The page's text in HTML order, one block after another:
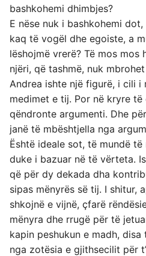
bashkohemi dhimbjes?
E nëse nuk i bashkohemi
kaq të vogël dhe egoiste, a
lëshojmë vrerë? Të mos mos
njëri, që tashmë, nuk
Andrea ishte një figurë, i cili i
medimet e tij. Por në kryre të
qëndronte argumenti. Dhe
janë të mbështjella nga
Është ideale sot, të mundë
duke i bazuar në të vërteta.
që për dy dekada dha
sipas mënyrës së tij. I shitur,
shkojnë e vijnë, çfarë
mënyra dhe rrugë për të
kapin peshukun e madh,
nga zotësia e gjithsecilit për